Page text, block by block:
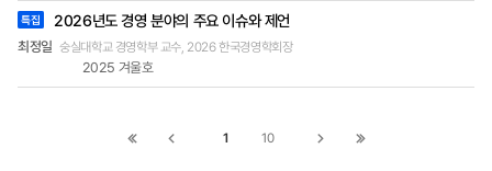
보에 대한 신속한 답변과 자료 활용에 도움을 받을
수 있을 것이다. 정책연구 AI 개발을 위한 실천적 지
원 필요 전 국민이 일상에서 인공지능(AI)을 사용하
처에서 다양한 노력을 하고 있다. 행정안전부의 경
강화하고, 데이터 직류를 신설하여 보다 전문화된
특집 2026년도 경영 분야의 주요 이슈와 제언
최정일 숭실대학교 경영학부 교수, 2026 한국경영학회장
2025 겨울호
첫
이전
1 10
다음
끝